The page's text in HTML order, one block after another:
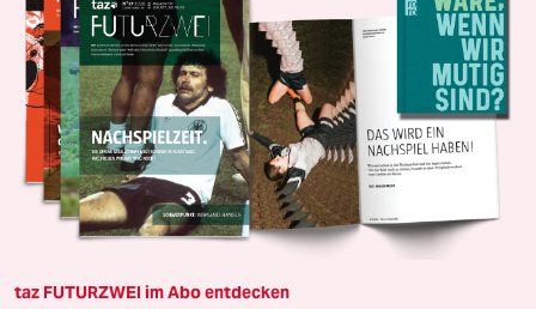
taz FUTURZWEI im Abo entdecken